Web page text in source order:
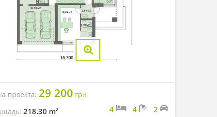
проекта: 29 200 грн
218.30 m2 4 4 2